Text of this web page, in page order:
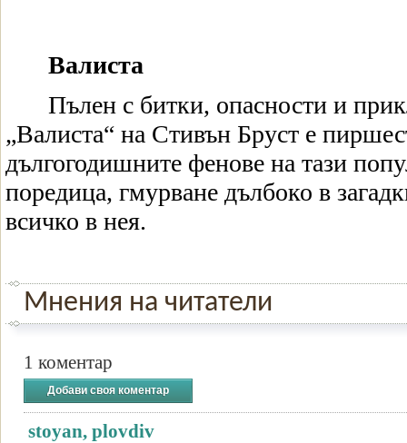
Валиста
Пълен с битки, опасности и
„Валиста“ на Стивън Бруст е
дългогодишните фенове на тази
поредица, гмурване дълбоко в
всичко в нея.
Мнения на читатели
1 коментар
Добави своя коментар
stoyan, plovdiv